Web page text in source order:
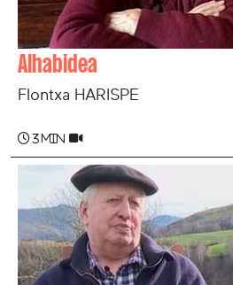
Alhabidea
Flontxa HARISPE
3 min